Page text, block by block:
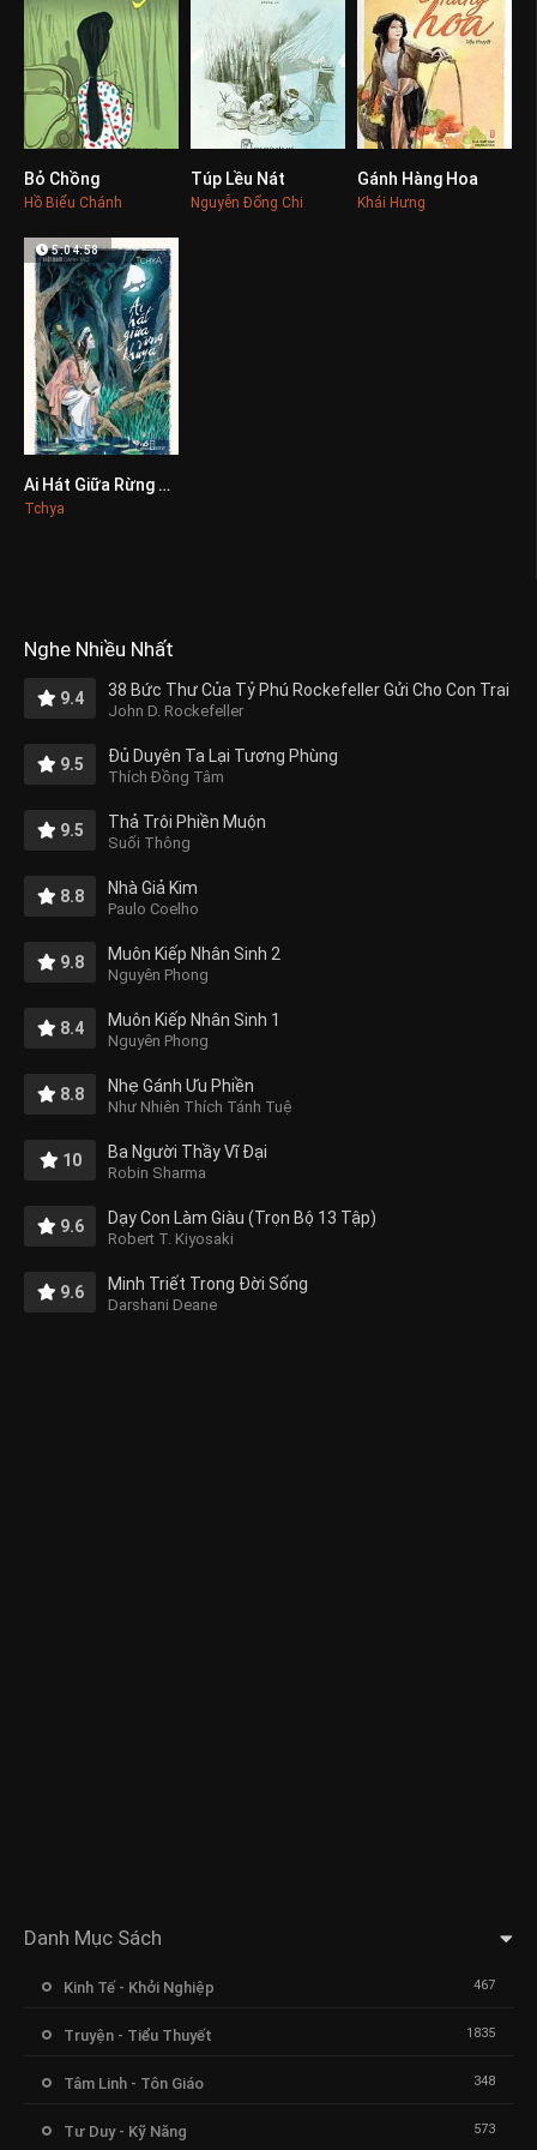
Bỏ Chồng
Hồ Biểu Chánh
Túp Lều Nát
Nguyễn Đổng Chi
Gánh Hàng Hoa
Khái Hưng
0
5:04:58
Ai Hát Giữa Rừng Khuya
Tchya
Nghe Nhiều Nhất
9.4 38 Bức Thư Của Tỷ Phú Rockefeller Gửi Cho Con Trai
John D. Rockefeller
9.5 Đủ Duyên Ta Lại Tương Phùng
Thích Đồng Tâm
9.5 Thả Trôi Phiền Muộn
Suối Thông
8.8 Nhà Giả Kim
Paulo Coelho
9.8 Muôn Kiếp Nhân Sinh 2
Nguyên Phong
8.4 Muôn Kiếp Nhân Sinh 1
Nguyên Phong
8.8 Nhẹ Gánh Ưu Phiền
Như Nhiên Thích Tánh Tuệ
10 Ba Người Thầy Vĩ Đại
Robin Sharma
9.6 Dạy Con Làm Giàu (Trọn Bộ 13 Tập)
Robert T. Kiyosaki
9.6 Minh Triết Trong Đời Sống
Darshani Deane
Danh Mục Sách
Kinh Tế - Khởi Nghiệp 467
Truyện - Tiểu Thuyết 1835
Tâm Linh - Tôn Giáo 348
Tư Duy - Kỹ Năng 573